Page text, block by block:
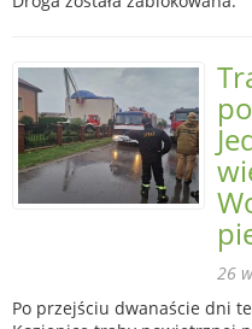
26
Po przejściu dwanaście dni